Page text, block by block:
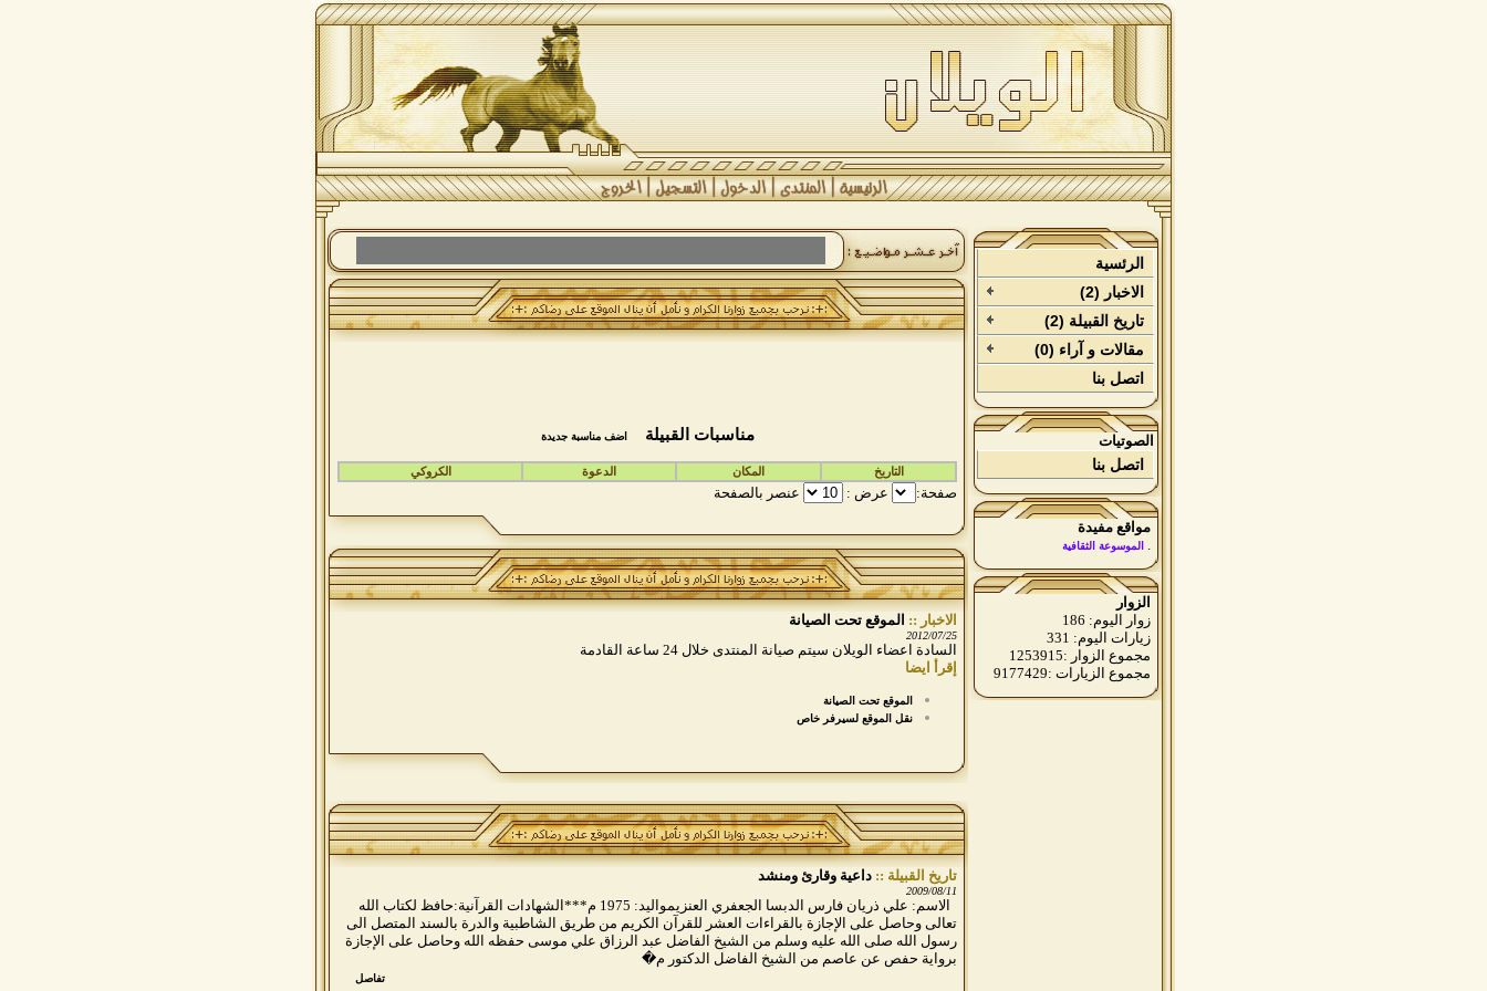
الرئسية
الاخبار (2)
تاريخ القبيلة (2)
مقالات و آراء (0)
اتصل بنا
الصوتيات
اتصل بنا
مواقع مفيدة
. الموسوعة الثقافية
الزوار
زوار اليوم: 186
زيارات اليوم: 331
مجموع الزوار :1253915
مجموع الزيارات :9177429
مناسبات القبيلة اضف مناسبة جديدة
التاريخ المكان الدعوة الكروكي
صفحة: عرض : عنصر بالصفحة
الاخبار :: الموقع تحت الصيانة
2012/07/25
السادة اعضاء الويلان سيتم صيانة المنتدى خلال 24 ساعة القادمة
إقرأ ايضا
الموقع تحت الصيانة
نقل الموقع لسيرفر خاص
تاريخ القبيلة :: داعية وقارئ ومنشد
2009/08/11
الاسم: علي ذريان فارس الدبسا الجعفري العنزيمواليد: 1975 م***الشهادات القرآنية:حافظ لكتاب الله
تعالى وحاصل على الإجازة بالقراءات العشر للقرآن الكريم من طريق الشاطبية والدرة بالسند المتصل الى
رسول الله صلى الله عليه وسلم من الشيخ الفاضل عبد الرزاق علي موسى حفظه الله وحاصل على الإجازة
برواية حفص عن عاصم من الشيخ الفاضل الدكتور م�
تفاصل